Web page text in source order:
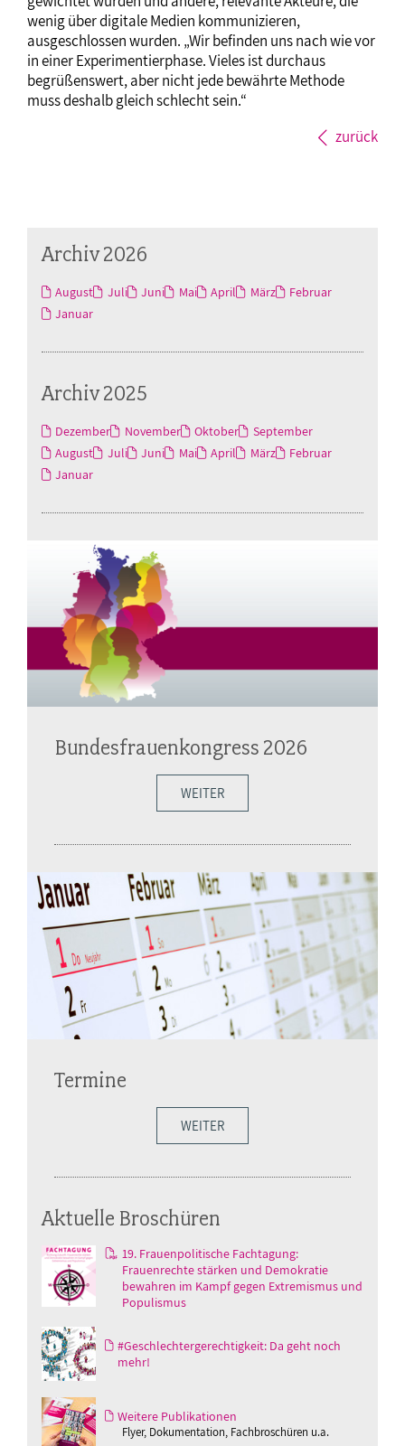
wenig über digitale Medien kommunizieren,
ausgeschlossen wurden. „Wir befinden uns nach wie vor
in einer Experimentierphase. Vieles ist durchaus
begrüßenswert, aber nicht jede bewährte Methode
muss deshalb gleich schlecht sein.“
zurück
Archiv 2026
August Juli Juni Mai April März
Februar
Januar
Archiv 2025
Dezember November Oktober
September
August
Juli Juni Mai April März
Februar
Januar
Bundesfrauenkongress 2026
WEITER
Termine
WEITER
Aktuelle Broschüren
19. Frauenpolitische Fachtagung:
Frauenrechte stärken und Demokratie
bewahren im Kampf gegen Extremismus und
Populismus
#Geschlechtergerechtigkeit: Da geht noch
mehr!
Weitere Publikationen
Flyer, Dokumentation, Fachbroschüren u.a.